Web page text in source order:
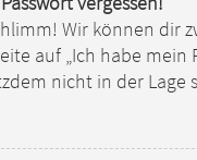
Wir können dir
auf „Ich habe
nicht in der Lage